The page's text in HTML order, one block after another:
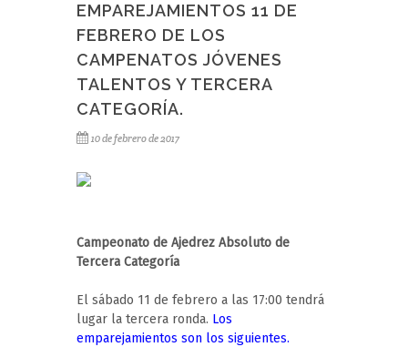
EMPAREJAMIENTOS 11 DE
FEBRERO DE LOS
CAMPENATOS JÓVENES
TALENTOS Y TERCERA
CATEGORÍA.
10 de febrero de 2017
Campeonato de Ajedrez Absoluto de
Tercera Categoría
El sábado 11 de febrero a las 17:00 tendrá
lugar la tercera ronda. Los
emparejamientos son los siguientes.